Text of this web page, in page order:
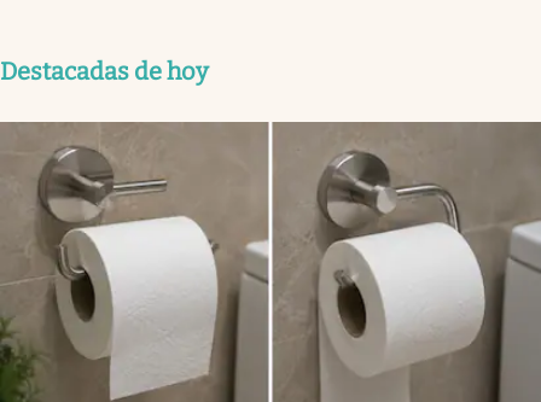
Destacadas de hoy